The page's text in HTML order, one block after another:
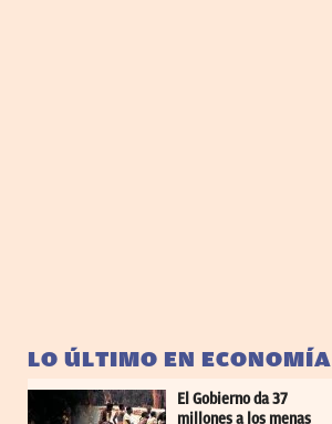
LO ÚLTIMO EN ECONOMÍA
El Gobierno da 37
millones a los menas